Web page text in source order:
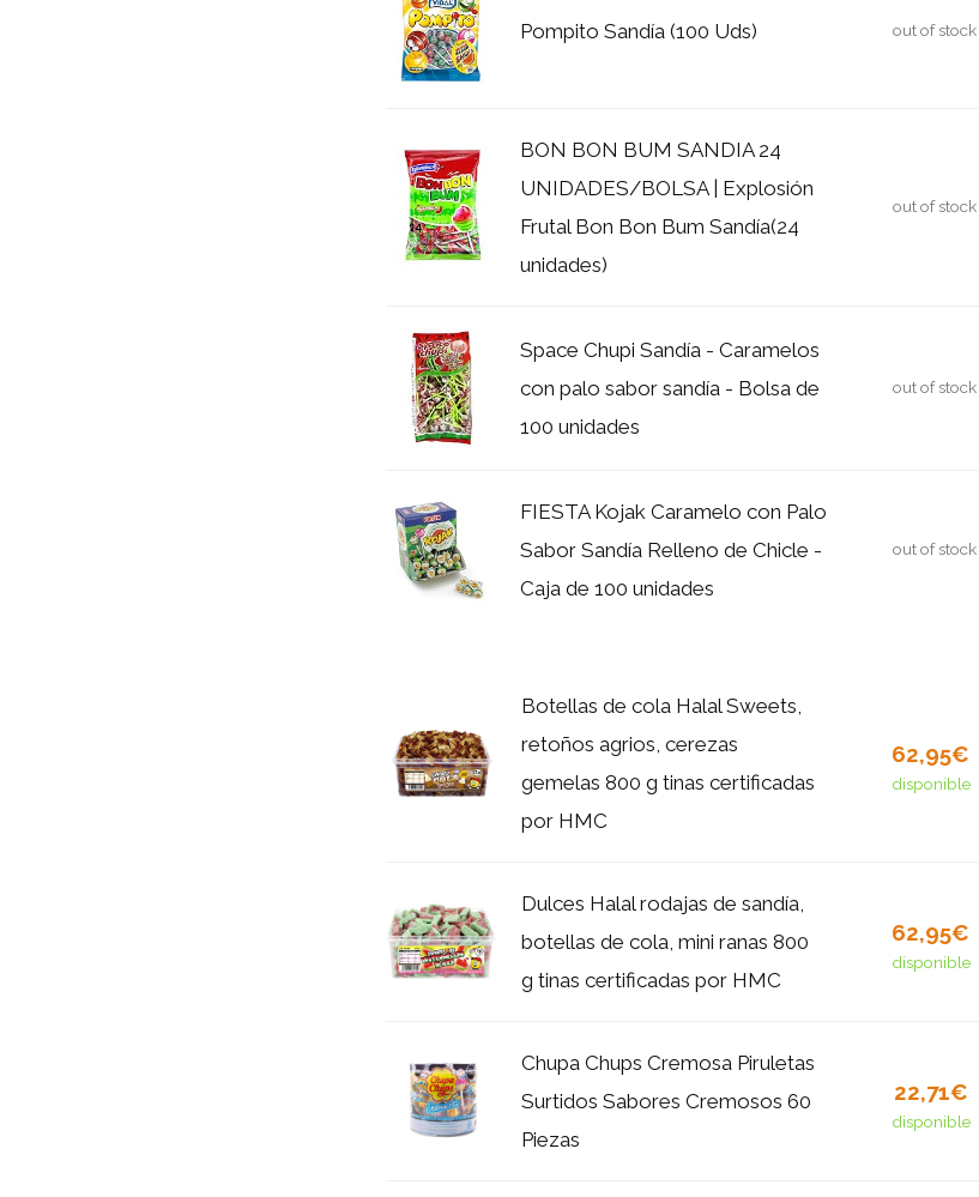
Pompito Sandía (100 Uds) out of stock
BON BON BUM SANDIA 24
UNIDADES/BOLSA | Explosión
Frutal Bon Bon Bum Sandía(24
unidades)
out of stock
Space Chupi Sandía - Caramelos
con palo sabor sandía - Bolsa de
100 unidades
out of stock
FIESTA Kojak Caramelo con Palo
Sabor Sandía Relleno de Chicle -
Caja de 100 unidades
out of stock
Botellas de cola Halal Sweets,
retoños agrios, cerezas
gemelas 800 g tinas certificadas
por HMC
62,95€
disponible
Dulces Halal rodajas de sandía,
botellas de cola, mini ranas 800
g tinas certificadas por HMC
62,95€
disponible
Chupa Chups Cremosa Piruletas
Surtidos Sabores Cremosos 60
Piezas
22,71€
disponible